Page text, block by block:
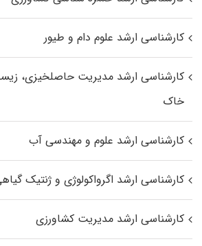
کارشناسی ارشد علوم دام و طیور
کارشناسی ارشد مدیریت حاصلخیزی،
خاک
کارشناسی ارشد علوم و مهندسی آب
کارشناسی ارشد اگرواکولوژی و ژنتیک
کارشناسی ارشد مدیریت کشاورزی